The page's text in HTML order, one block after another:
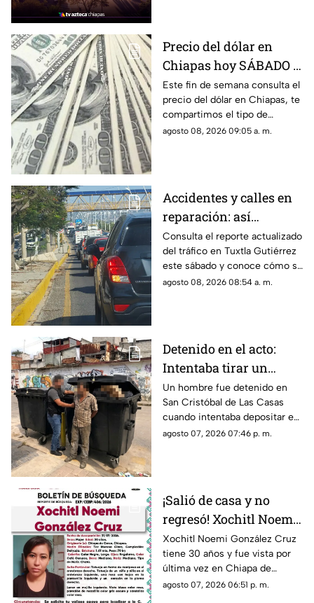
Precio del dólar en
Chiapas hoy SÁBADO 8
de agosto de 2026: Tipo
de cambio para
COMPRA y VENTA
Este fin de semana consulta el
precio del dólar en Chiapas, te
compartimos el tipo de
cambio promedio, así como
agosto 08, 2026 09:05 a. m.
Accidentes y calles en
reparación: así
amanece el tráfico en
Tuxtla Gutiérrez hoy
sábado 8 de agosto
Consulta el reporte actualizado
del tráfico en Tuxtla Gutiérrez
este sábado y conoce cómo se
encuentra la circulación en las
agosto 08, 2026 08:54 a. m.
Detenido en el acto:
Intentaba tirar un
becerro muerto en un
contenedor de basura
en SCLC
Un hombre fue detenido en
San Cristóbal de Las Casas
cuando intentaba depositar en
un contenedor un costal que
agosto 07, 2026 07:46 p. m.
¡Salió de casa y no
regresó! Xochitl Noemi
desapareció en Chiapa
de Corzo
Xochitl Noemi González Cruz
tiene 30 años y fue vista por
última vez en Chiapa de
Corzo, Chiapas.
agosto 07, 2026 06:51 p. m.